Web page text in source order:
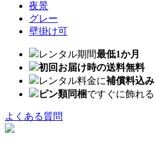
夜景
グレー
壁掛け可
レンタル期間最低1か月
初回お届け時の送料無料
レンタル料金に補償料込み
ピン類同梱ですぐに飾れる
よくある質問